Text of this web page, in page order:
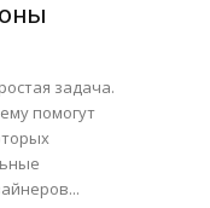
задача.
помогут